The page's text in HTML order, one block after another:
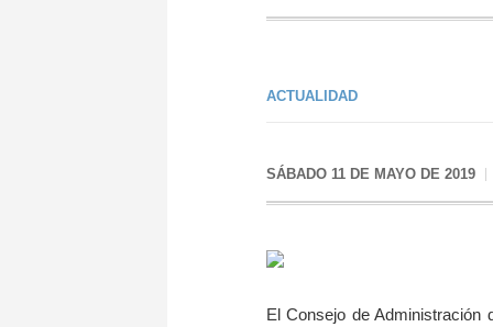
ACTUALIDAD
SÁBADO 11 DE MAYO DE 2019
El Consejo de Administración